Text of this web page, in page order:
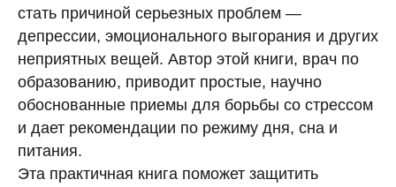
стать причиной серьезных проблем —
депрессии, эмоционального выгорания и других
неприятных вещей. Автор этой книги, врач по
образованию, приводит простые, научно
обоснованные приемы для борьбы со стрессом
и дает рекомендации по режиму дня, сна и
питания.
Эта практичная книга поможет защитить